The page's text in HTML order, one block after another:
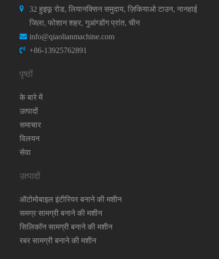
32 हुइफू रोड, लियानक्सिन समुदाय, ज़िकियाओ टाउन, नानहाई
जिला, फोशान शहर, गुआंग्डोंग प्रांत, चीन
info@qiaolianmachine.com
+86-13925762891
पृष्ठों
के बारे में
उत्पादों
समाचार
विलयन
सेवा
उत्पादों
ऑटोमोबाइल इंटीरियर बनाने की मशीन
समग्र सामग्री बनाने की मशीन
सिलिकॉन सामग्री बनाने की मशीन
रबर सामग्री बनाने की मशीन